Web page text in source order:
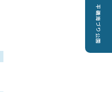
平磯海づり公園